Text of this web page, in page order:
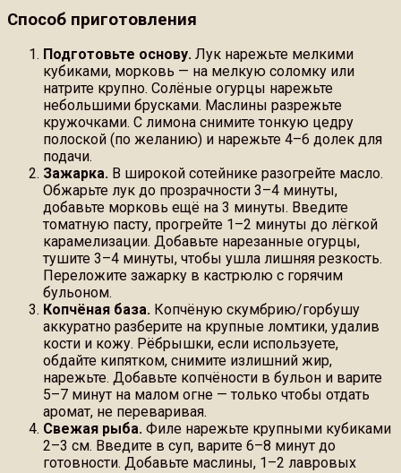
Способ приготовления
Подготовьте основу. Лук нарежьте мелкими
кубиками, морковь — на мелкую соломку или
натрите крупно. Солёные огурцы нарежьте
небольшими брусками. Маслины разрежьте
кружочками. С лимона снимите тонкую цедру
полоской (по желанию) и нарежьте 4–6 долек для
подачи.
Зажарка. В широкой сотейнике разогрейте масло.
Обжарьте лук до прозрачности 3–4 минуты,
добавьте морковь ещё на 3 минуты. Введите
томатную пасту, прогрейте 1–2 минуты до лёгкой
карамелизации. Добавьте нарезанные огурцы,
тушите 3–4 минуты, чтобы ушла лишняя резкость.
Переложите зажарку в кастрюлю с горячим
бульоном.
Копчёная база. Копчёную скумбрию/горбушу
аккуратно разберите на крупные ломтики, удалив
кости и кожу. Рёбрышки, если используете,
обдайте кипятком, снимите излишний жир,
нарежьте. Добавьте копчёности в бульон и варите
5–7 минут на малом огне — только чтобы отдать
аромат, не переваривая.
Свежая рыба. Филе нарежьте крупными кубиками
2–3 см. Введите в суп, варите 6–8 минут до
готовности. Добавьте маслины, 1–2 лавровых